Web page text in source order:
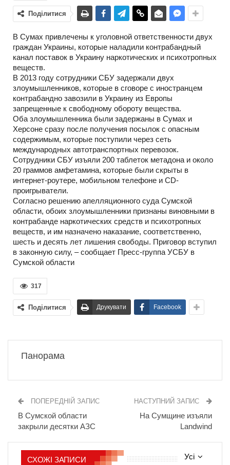
Поділитися
В Сумах привлечены к уголовной ответственности двух
граждан Украины, которые наладили контрабандный
канал поставок в Украину наркотических и психотропных
веществ.
В 2013 году сотрудники СБУ задержали двух
злоумышленников, которые в сговоре с иностранцем
контрабандно завозили в Украину из Европы
запрещенные к свободному обороту вещества.
Оба злоумышленника были задержаны в Сумах и
Херсоне сразу после получения посылок с опасным
содержимым, которые поступили через сеть
международных автотранспортных перевозок.
Сотрудники СБУ изъяли 200 таблеток метадона и около
20 граммов амфетамина, которые были скрыты в
интернет-роутере, мобильном телефоне и CD-
проигрыватели.
Согласно решению апелляционного суда Сумской
области, обоих злоумышленники признаны виновными в
контрабанде наркотических средств и психотропных
веществ, и им назначено наказание, соответственно,
шесть и десять лет лишения свободы. Приговор вступил
в законную силу, – сообщает Пресс-группа УСБУ в
Сумской области
317
Поділитися Друкувати Facebook
Панорама
ПОПЕРЕДНІЙ ЗАПИС
В Сумской области
закрыли десятки АЗС
НАСТУПНИЙ ЗАПИС
На Сумщине изъяли
Landwind
Усі
СХОЖІ ЗАПИСИ